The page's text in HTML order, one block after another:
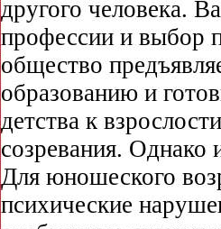
другого человека.
профессии и выбор
общество
образованию и
детства к
созревания. Однако
Для юношеского
психические